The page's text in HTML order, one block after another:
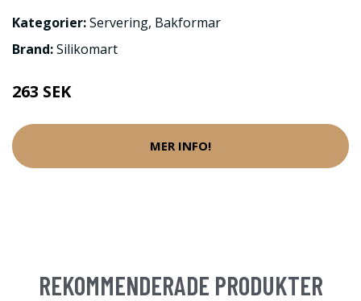
Kategorier:Servering, Bakformar
Brand:Silikomart
263 SEK
MER INFO!
REKOMMENDERADE PRODUKTER